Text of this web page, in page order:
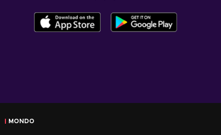
MONDO